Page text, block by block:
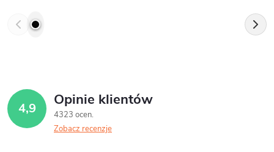
4,9 Opinie klientów
4323 ocen
Zobacz recenzje